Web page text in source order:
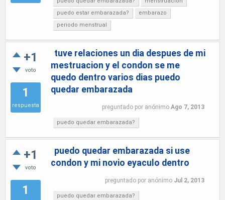
puedo estar embarazada?
embarazo
periodo menstrual
+1
voto
1
respuesta
tuve relaciones un dia despues de mi
mestruacion y el condon se me
quedo dentro varios dias puedo
quedar embarazada
preguntado por anónimo Ago 7, 2013
puedo quedar embarazada?
+1
voto
1
puedo quedar embarazada si use
condon y mi novio eyaculo dentro
preguntado por anónimo Jul 2, 2013
puedo quedar embarazada?